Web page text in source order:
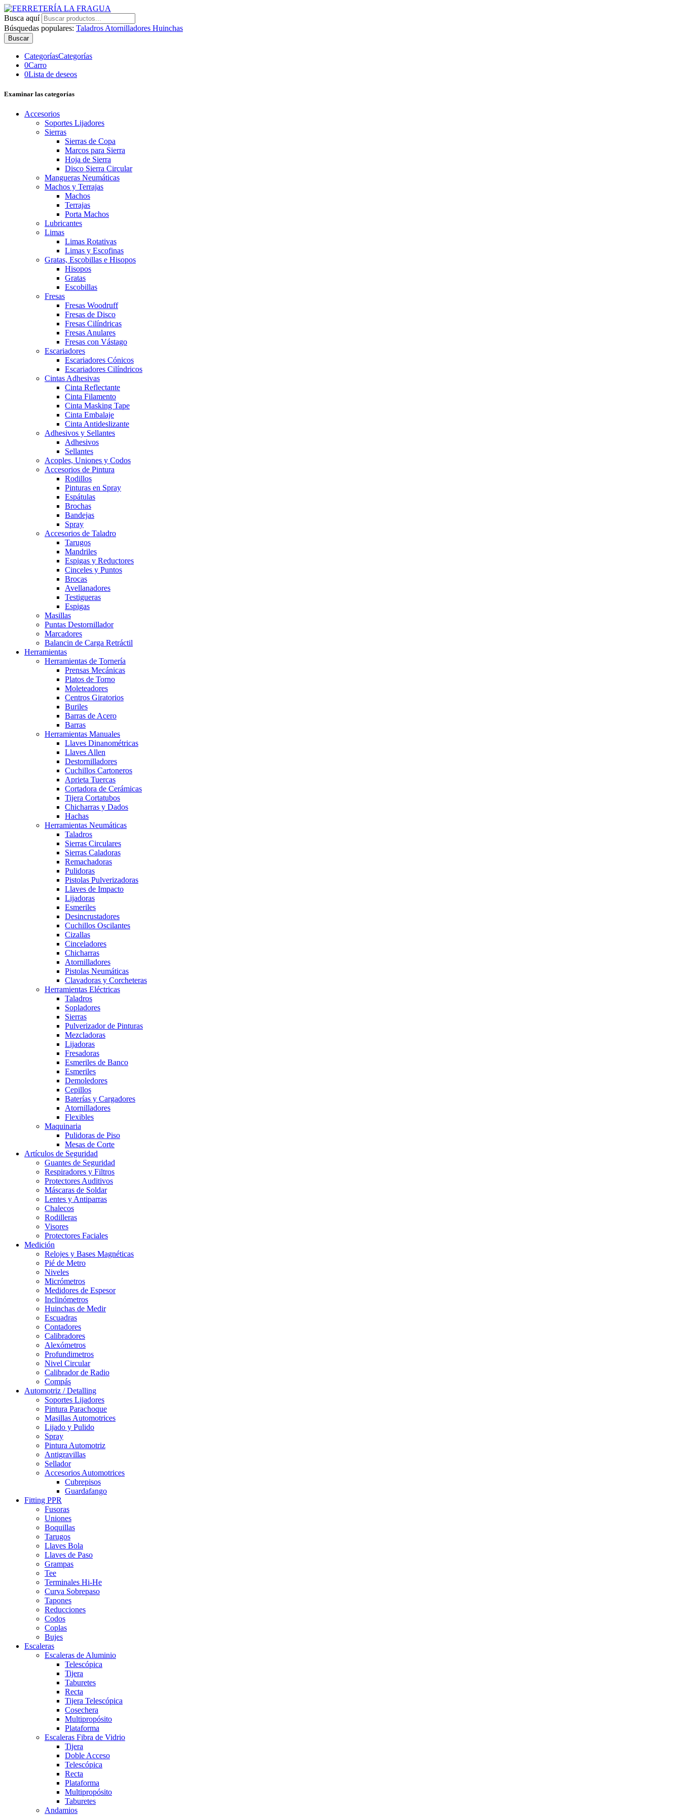
Busca aquí
Búsquedas populares: Taladros Atornilladores Huinchas
Buscar
CategoríasCategorías
0Carro
0Lista de deseos
Examinar las categorías
Accesorios
Soportes Lijadores
Sierras
Sierras de Copa
Marcos para Sierra
Hoja de Sierra
Disco Sierra Circular
Mangueras Neumáticas
Machos y Terrajas
Machos
Terrajas
Porta Machos
Lubricantes
Limas
Limas Rotativas
Limas y Escofinas
Gratas, Escobillas e Hisopos
Hisopos
Gratas
Escobillas
Fresas
Fresas Woodruff
Fresas de Disco
Fresas Cilíndricas
Fresas Anulares
Fresas con Vástago
Escariadores
Escariadores Cónicos
Escariadores Cilíndricos
Cintas Adhesivas
Cinta Reflectante
Cinta Filamento
Cinta Masking Tape
Cinta Embalaje
Cinta Antideslizante
Adhesivos y Sellantes
Adhesivos
Sellantes
Acoples, Uniones y Codos
Accesorios de Pintura
Rodillos
Pinturas en Spray
Espátulas
Brochas
Bandejas
Spray
Accesorios de Taladro
Tarugos
Mandriles
Espigas y Reductores
Cinceles y Puntos
Brocas
Avellanadores
Testigueras
Espigas
Masillas
Puntas Destornillador
Marcadores
Balancin de Carga Retráctil
Herramientas
Herramientas de Tornería
Prensas Mecánicas
Platos de Torno
Moleteadores
Centros Giratorios
Buriles
Barras de Acero
Barras
Herramientas Manuales
Llaves Dinanométricas
Llaves Allen
Destornilladores
Cuchillos Cartoneros
Aprieta Tuercas
Cortadora de Cerámicas
Tijera Cortatubos
Chicharras y Dados
Hachas
Herramientas Neumáticas
Taladros
Sierras Circulares
Sierras Caladoras
Remachadoras
Pulidoras
Pistolas Pulverizadoras
Llaves de Impacto
Lijadoras
Esmeriles
Desincrustadores
Cuchillos Oscilantes
Cizallas
Cinceladores
Chicharras
Atornilladores
Pistolas Neumáticas
Clavadoras y Corcheteras
Herramientas Eléctricas
Taladros
Sopladores
Sierras
Pulverizador de Pinturas
Mezcladoras
Lijadoras
Fresadoras
Esmeriles de Banco
Esmeriles
Demoledores
Cepillos
Baterías y Cargadores
Atornilladores
Flexibles
Maquinaria
Pulidoras de Piso
Mesas de Corte
Artículos de Seguridad
Guantes de Seguridad
Respiradores y Filtros
Protectores Auditivos
Máscaras de Soldar
Lentes y Antiparras
Chalecos
Rodilleras
Visores
Protectores Faciales
Medición
Relojes y Bases Magnéticas
Pié de Metro
Niveles
Micrómetros
Medidores de Espesor
Inclinómetros
Huinchas de Medir
Escuadras
Contadores
Calibradores
Alexómetros
Profundimetros
Nivel Circular
Calibrador de Radio
Compás
Automotriz / Detalling
Soportes Lijadores
Pintura Parachoque
Masillas Automotrices
Lijado y Pulido
Spray
Pintura Automotriz
Antigravillas
Sellador
Accesorios Automotrices
Cubrepisos
Guardafango
Fitting PPR
Fusoras
Uniones
Boquillas
Tarugos
Llaves Bola
Llaves de Paso
Grampas
Tee
Terminales Hi-He
Curva Sobrepaso
Tapones
Reducciones
Codos
Coplas
Bujes
Escaleras
Escaleras de Aluminio
Telescópica
Tijera
Taburetes
Recta
Tijera Telescópica
Cosechera
Multipropósito
Plataforma
Escaleras Fibra de Vidrio
Tijera
Doble Acceso
Telescópica
Recta
Plataforma
Multipropósito
Taburetes
Andamios